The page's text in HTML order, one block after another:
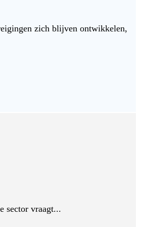
zich blijven ontwikkelen,
sector vraagt...